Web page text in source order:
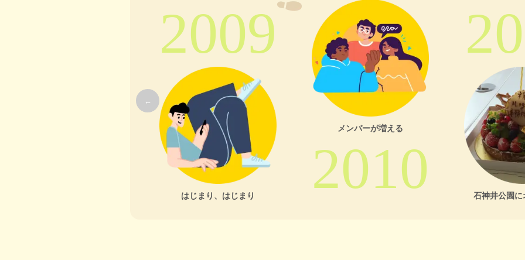
←
2009
はじまり、はじまり
メンバーが増える
2010 石神井公園